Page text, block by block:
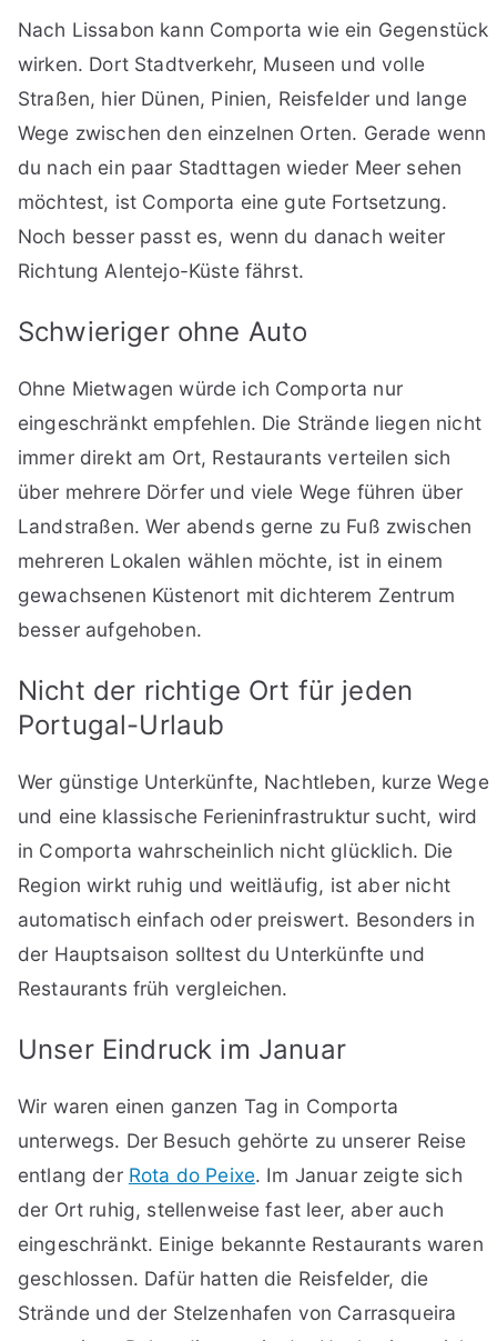
Nach Lissabon kann Comporta wie ein Gegenstück
wirken. Dort Stadtverkehr, Museen und volle
Straßen, hier Dünen, Pinien, Reisfelder und lange
Wege zwischen den einzelnen Orten. Gerade wenn
du nach ein paar Stadttagen wieder Meer sehen
möchtest, ist Comporta eine gute Fortsetzung.
Noch besser passt es, wenn du danach weiter
Richtung Alentejo-Küste fährst.
Schwieriger ohne Auto
Ohne Mietwagen würde ich Comporta nur
eingeschränkt empfehlen. Die Strände liegen nicht
immer direkt am Ort, Restaurants verteilen sich
über mehrere Dörfer und viele Wege führen über
Landstraßen. Wer abends gerne zu Fuß zwischen
mehreren Lokalen wählen möchte, ist in einem
gewachsenen Küstenort mit dichterem Zentrum
besser aufgehoben.
Nicht der richtige Ort für jeden
Portugal-Urlaub
Wer günstige Unterkünfte, Nachtleben, kurze Wege
und eine klassische Ferieninfrastruktur sucht, wird
in Comporta wahrscheinlich nicht glücklich. Die
Region wirkt ruhig und weitläufig, ist aber nicht
automatisch einfach oder preiswert. Besonders in
der Hauptsaison solltest du Unterkünfte und
Restaurants früh vergleichen.
Unser Eindruck im Januar
Wir waren einen ganzen Tag in Comporta
unterwegs. Der Besuch gehörte zu unserer Reise
entlang der Rota do Peixe. Im Januar zeigte sich
der Ort ruhig, stellenweise fast leer, aber auch
eingeschränkt. Einige bekannte Restaurants waren
geschlossen. Dafür hatten die Reisfelder, die
Strände und der Stelzenhafen von Carrasqueira